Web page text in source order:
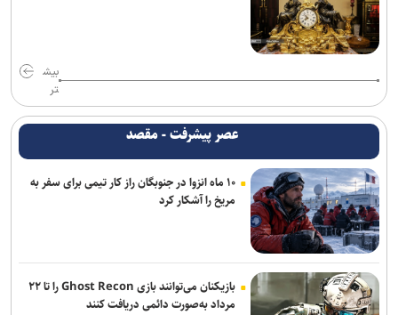
پیام وزیر کشور به مناسبت روز خبرنگار
اعتراف رسانه‌های خارجی به شکست ترامپ حاصل مجاهدت رسانه‌های
انقلابی است
یورش صهیونیست‌ها به چند منطقه در کرانه باختری
ارسال بیش از ۲۵۰۰ محموله سلاح هند برای رژیم صهیونیستی
عارف: جنگ اصلی امروز، جنگ روایت‌ها بر سر امید و هویت ملی است
امیر ابوترابی: خبرنگاران زمینه‌ساز تقویت بصیرت عمومی جامعه هستند
بیش
تر
عصر پیشرفت - مقصد
۱۰ ماه انزوا در جنوبگان راز کار تیمی برای سفر به
مریخ را آشکار کرد
بازیکنان می‌توانند بازی Ghost Recon را تا ۲۲
مرداد به‌صورت دائمی دریافت کنند